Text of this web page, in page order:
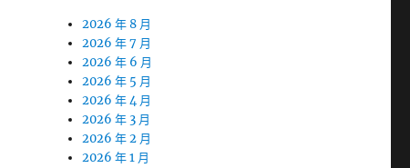
2026 年 8 月
2026 年 7 月
2026 年 6 月
2026 年 5 月
2026 年 4 月
2026 年 3 月
2026 年 2 月
2026 年 1 月